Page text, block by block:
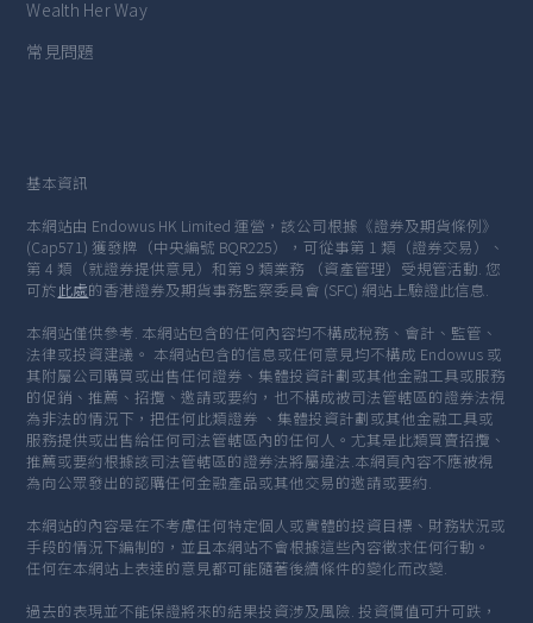
Wealth Her Way
常見問題
基本資訊
本網站由 Endowus HK Limited 運營，該公司根據《證券及期貨條例》
(Cap571) 獲發牌（中央編號 BQR225），可從事第 1 類（證券交易）、
第 4 類（就證券提供意見）和第 9 類業務 （資產管理）受規管活動. 您
可於此處的香港證券及期貨事務監察委員會 (SFC) 網站上驗證此信息.
本網站僅供參考. 本網站包含的任何內容均不構成稅務、會計、監管、
法律或投資建議。 本網站包含的信息或任何意見均不構成 Endowus 或
其附屬公司購買或出售任何證券、集體投資計劃或其他金融工具或服務
的促銷、推薦、招攬、邀請或要約，也不構成被司法管轄區的證券法視
為非法的情況下，把任何此類證券 、集體投資計劃或其他金融工具或
服務提供或出售給任何司法管轄區內的任何人。尤其是此類買賣招攬、
推薦或要約根據該司法管轄區的證券法將屬違法.本網頁內容不應被視
為向公眾發出的認購任何金融產品或其他交易的邀請或要約.
本網站的內容是在不考慮任何特定個人或實體的投資目標、財務狀況或
手段的情況下編制的，並且本網站不會根據這些內容徵求任何行動。
任何在本網站上表達的意見都可能隨著後續條件的變化而改變.
過去的表現並不能保證將來的結果投資涉及風險. 投資價值可升可跌，